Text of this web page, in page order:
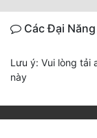
Các Đại
Lưu ý: Vui lòng tải
này